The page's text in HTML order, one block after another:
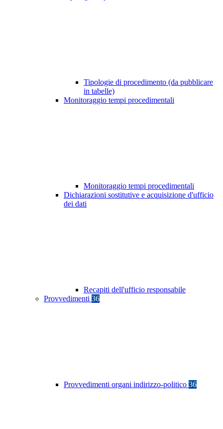
Tipologie di procedimento (da pubblicare
in tabelle)
Monitoraggio tempi procedimentali
Monitoraggio tempi procedimentali
Dichiarazioni sostitutive e acquisizione d'ufficio
dei dati
Recapiti dell'ufficio responsabile
Provvedimenti 36
Provvedimenti organi indirizzo-politico 36